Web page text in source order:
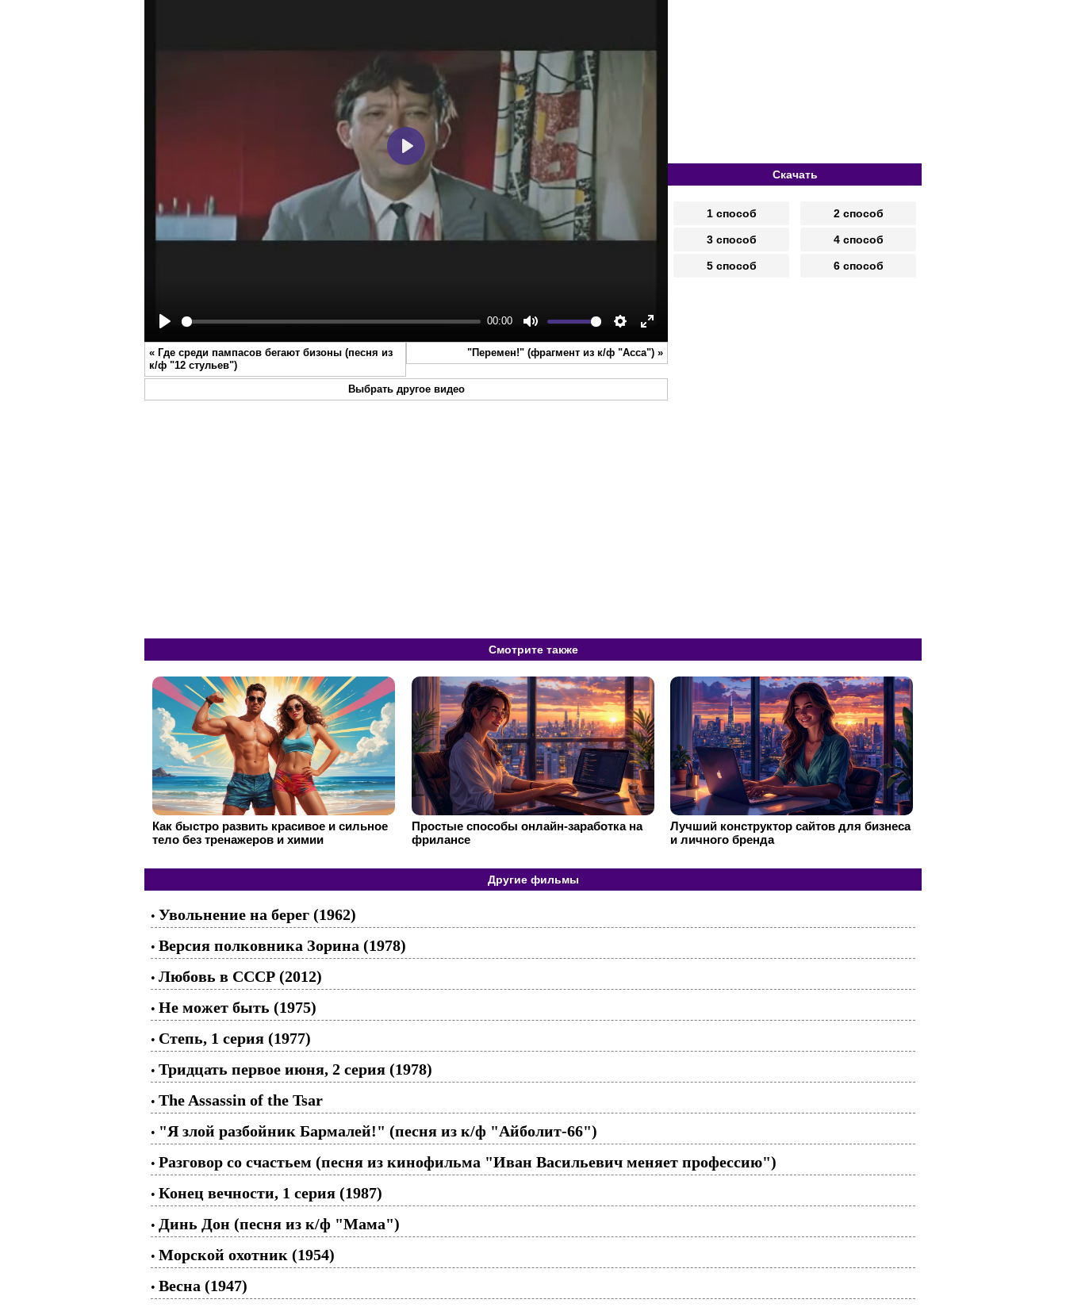
Play
00:00
Mute Settings
Enter
fullscreen
Play
« Где среди пампасов бегают бизоны (песня из
к/ф "12 стульев")
"Перемен!" (фрагмент из к/ф "Асса") »
Выбрать другое видео
Скачать
1 способ 2 способ
3 способ 4 способ
5 способ 6 способ
Смотрите также
Как быстро развить красивое и сильное
тело без тренажеров и химии
Простые способы онлайн-заработка на
фрилансе
Лучший конструктор сайтов для бизнеса
и личного бренда
Другие фильмы
• Увольнение на берег (1962)
• Версия полковника Зорина (1978)
• Любовь в СССР (2012)
• Не может быть (1975)
• Степь, 1 серия (1977)
• Тридцать первое июня, 2 серия (1978)
• The Assassin of the Tsar
• "Я злой разбойник Бармалей!" (песня из к/ф "Айболит-66")
• Разговор со счастьем (песня из кинофильма "Иван Васильевич меняет профессию")
• Конец вечности, 1 серия (1987)
• Динь Дон (песня из к/ф "Мама")
• Морской охотник (1954)
• Весна (1947)